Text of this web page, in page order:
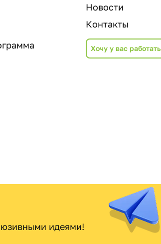
Новости
Контакты
Хочу у вас работать
идеями!